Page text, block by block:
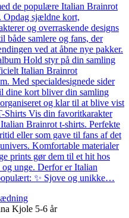
de populære Italian Brainrot
Opdag sjældne kort,
og overraskende designs
både samlere og fans, der
ved at åbne nye pakker.
Hold styr på din samling
Italian Brainrot
Med specialdesignede sider
dine kort bliver din samling
og klar til at blive vist
Shirts Vis din favoritkarakter
Brainrot t-shirts. Perfekte
eller som gave til fans af det
Komfortable materialer
prints gør dem til et hit hos
og unge. Derfor er Italian
✨ Sjove og unikke…
Kjole 5-6 år